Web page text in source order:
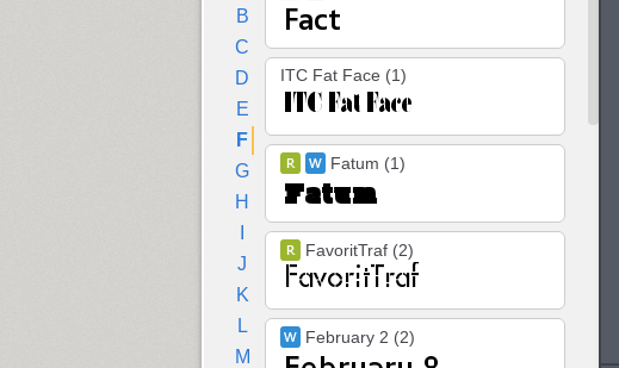
B
C
D
E
F
G
H
J
K
L
M
ITC Fat Face (1)
Fatum (1)
FavoritTraf (2)
February 2 (2)